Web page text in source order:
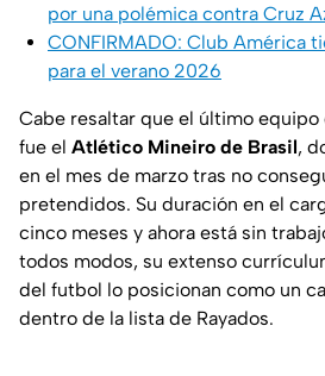
por una polémica contra Cruz
CONFIRMADO: Club América
para el verano 2026
Cabe resaltar que el último
fue el Atlético Mineiro de Brasil,
en el mes de marzo tras no
pretendidos. Su duración en el
cinco meses y ahora está sin
todos modos, su extenso
del futbol lo posicionan como un
dentro de la lista de Rayados.